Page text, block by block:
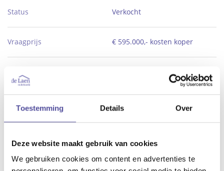
Toestemming Details Over
Deze website maakt gebruik van cookies
We gebruiken cookies om content en advertenties te
Status Verkocht
Vraagprijs € 595.000,- kosten koper